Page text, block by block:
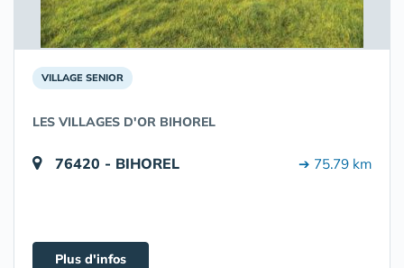
VILLAGE SENIOR
LES VILLAGES D'OR BIHOREL
76420 - BIHOREL ➔ 75.79 km
Plus d'infos